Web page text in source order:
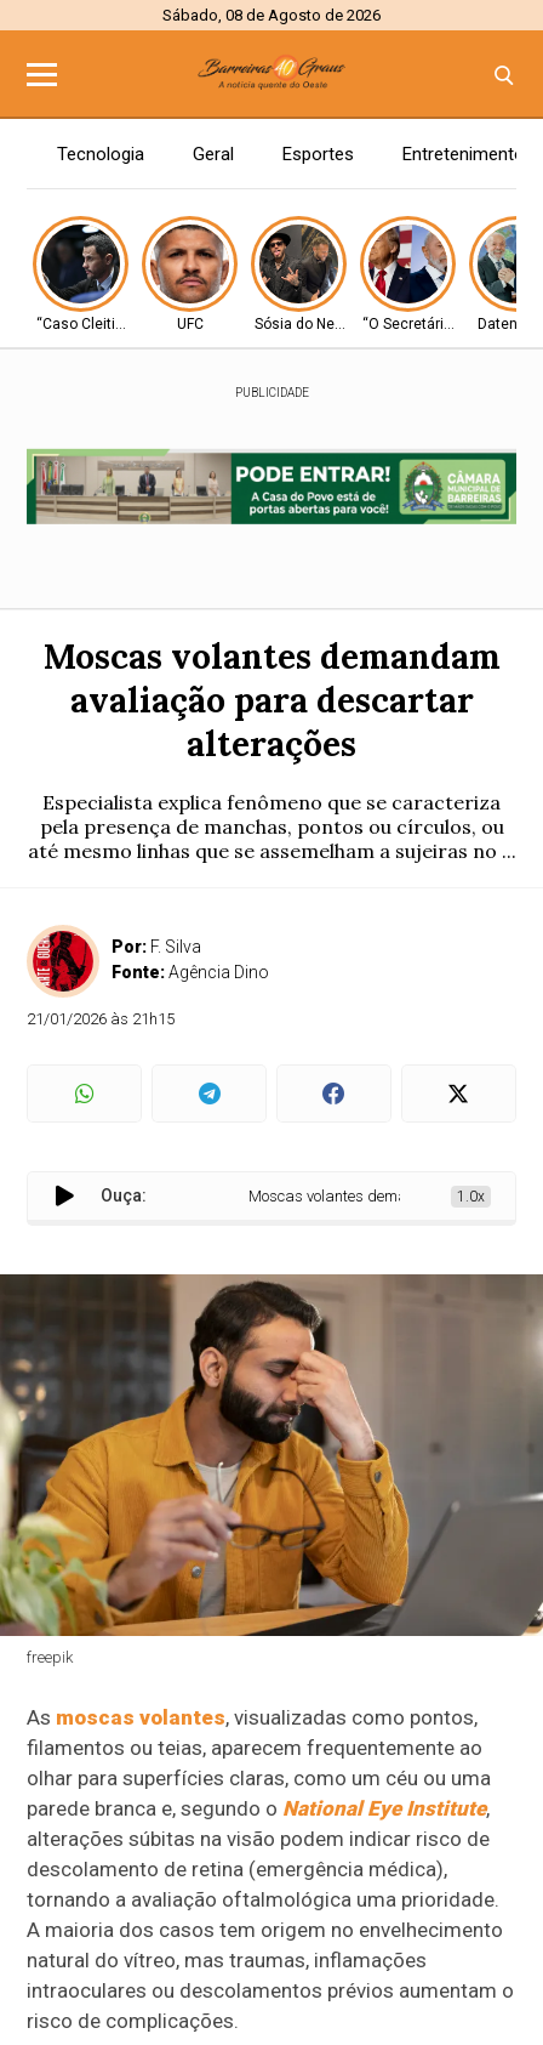
Sábado, 08 de Agosto de 2026
Tecnologia Geral Esportes Entretenimento
“Caso Cleitinho” UFC Sósia do Neymar“O Secretário” Datena
PUBLICIDADE
Moscas volantes demandam
avaliação para descartar
alterações
Especialista explica fenômeno que se caracteriza
pela presença de manchas, pontos ou círculos, ou
até mesmo linhas que se assemelham a sujeiras no ...
Por: F. Silva
Fonte:Agência Dino
21/01/2026 às 21h15
Ouça: Moscas volantes demandam avaliação
1.0x
freepik
As moscas volantes, visualizadas como pontos,
filamentos ou teias, aparecem frequentemente ao
olhar para superfícies claras, como um céu ou uma
parede branca e, segundo o National Eye Institute,
alterações súbitas na visão podem indicar risco de
descolamento de retina (emergência médica),
tornando a avaliação oftalmológica uma prioridade.
A maioria dos casos tem origem no envelhecimento
natural do vítreo, mas traumas, inflamações
intraoculares ou descolamentos prévios aumentam o
risco de complicações.